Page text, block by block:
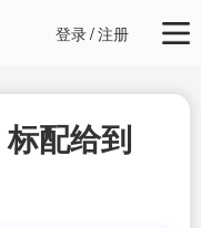
登录/注册
配给到